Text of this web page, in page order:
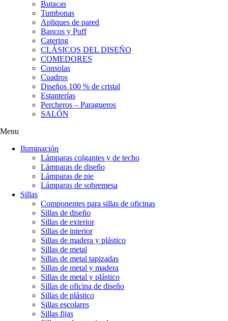
Butacas
Tumbonas
Apliques de pared
Bancos y Puff
Catering
CLÁSICOS DEL DISEÑO
COMEDORES
Consolas
Cuadros
Diseños 100 % de cristal
Estanterías
Percheros – Paragueros
SALÓN
Menu
Iluminación
Lámparas colgantes y de techo
Lámparas de diseño
Lámparas de pie
Lámparas de sobremesa
Sillas
Componentes para sillas de oficinas
Sillas de diseño
Sillas de exterior
Sillas de interior
Sillas de madera y plástico
Sillas de metal
Sillas de metal tapizadas
Sillas de metal y madera
Sillas de metal y plástico
Sillas de oficina de diseño
Sillas de plástico
Sillas escolares
Sillas fijas